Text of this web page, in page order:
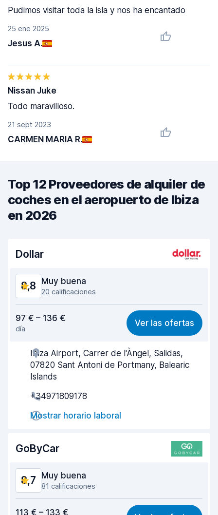
25 ene 2025
Jesus A.
Pudimos visitar toda la isla y nos ha encantado
21 sept 2023
CARMEN MARIA R.
Nissan Juke
Todo maravilloso.
Top 12 Proveedores de alquiler de
coches en el aeropuerto de Ibiza
en 2026
Dollar
8,8 Muy buena
20 calificaciones
8,6
Fácil de encontrar 8,3
Amabilidad del agente
Rapidez en la recogida
Rapidez en la entrega
Limpieza del vehículo
9,3
97 € – 136 €
día
Ver las ofertas
Ibiza Airport, Carrer de l'Àngel, Salidas,
07820 Sant Antoni de Portmany, Balearic
Islands
+34971809178
Mostrar horario laboral
GoByCar
8,7 Muy buena
81 calificaciones
8,6
113 € – 133 €